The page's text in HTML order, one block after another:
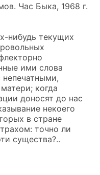
Час Быка, 1968 г.
нибудь текущих
ими слова
непечатными,
когда
доносят до нас
некоего
в стране
точно ли
существа?..